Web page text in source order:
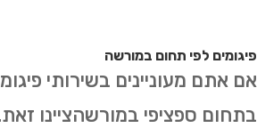
פיגומים לפי תחום במורשה
אם אתם מעוניינים בשירותי
בתחום ספציפי במורשהציינו זאת.